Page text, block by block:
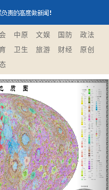
中原 文娱 国防
政法
卫生 旅游 财经
原创